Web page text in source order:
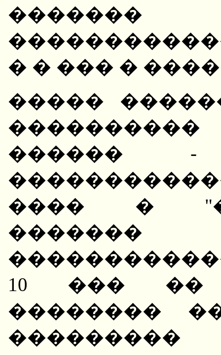
�������
� � ��� �
�����
������ -
���� �
10 ��� ��
��������